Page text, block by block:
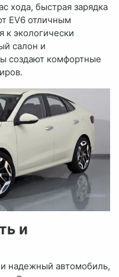
хода, быстрая зарядка
EV6 отличным
к экологически
салон и
создают комфортные
и
надежный автомобиль,